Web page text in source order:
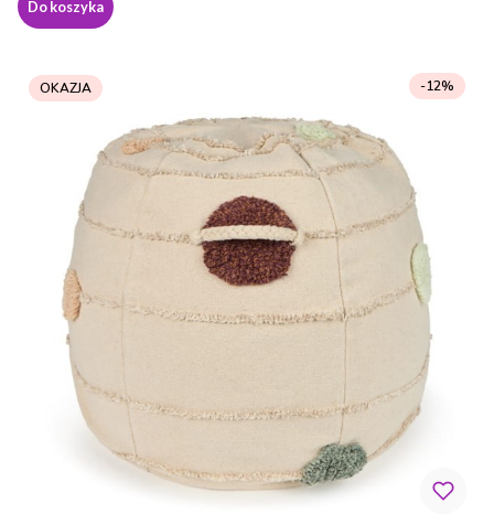
Do koszyka
OKAZJA -12%